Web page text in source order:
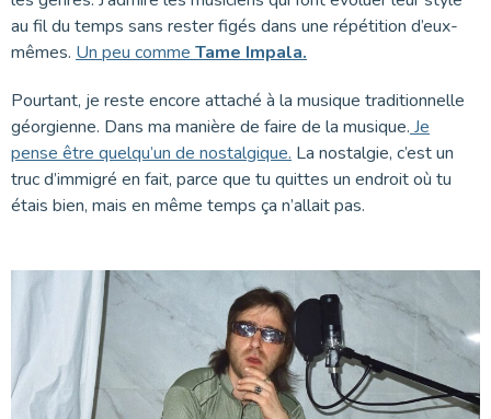
au fil du temps sans rester figés dans une répétition d’eux-
mêmes. Un peu comme Tame Impala.
Pourtant, je reste encore attaché à la musique traditionnelle
géorgienne. Dans ma manière de faire de la musique. Je
pense être quelqu’un de nostalgique. La nostalgie, c’est un
truc d’immigré en fait, parce que tu quittes un endroit où tu
étais bien, mais en même temps ça n’allait pas.